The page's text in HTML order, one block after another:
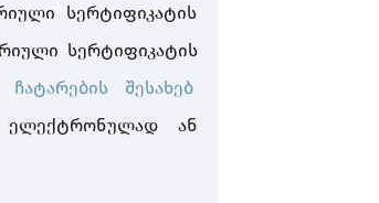
სერტიფიკატის
სერტიფიკატის
ჩატარების შესახებ
ელექტრონულად ან